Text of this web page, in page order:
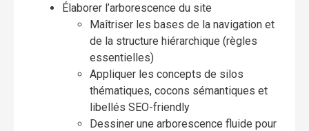
Élaborer l’arborescence du site
Maîtriser les bases de la navigation et
de la structure hiérarchique (règles
essentielles)
Appliquer les concepts de silos
thématiques, cocons sémantiques et
libellés SEO-friendly
Dessiner une arborescence fluide pour